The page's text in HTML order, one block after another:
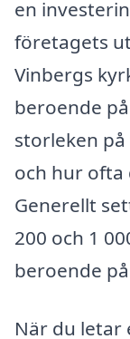
en
företagets
Vinbergs
beroende
storleken
och hur ofta
Generellt
200 och 1
beroende
När du